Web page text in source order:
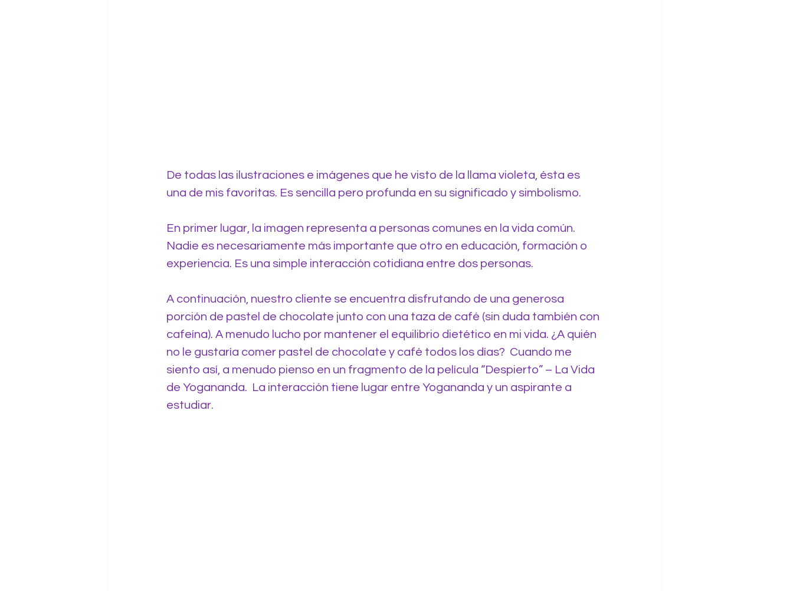
De todas las ilustraciones e imágenes que he visto de la llama violeta, ésta es
una de mis favoritas. Es sencilla pero profunda en su significado y simbolismo.
En primer lugar, la imagen representa a personas comunes en la vida común.
Nadie es necesariamente más importante que otro en educación, formación o
experiencia. Es una simple interacción cotidiana entre dos personas.
A continuación, nuestro cliente se encuentra disfrutando de una generosa
porción de pastel de chocolate junto con una taza de café (sin duda también con
cafeína). A menudo lucho por mantener el equilibrio dietético en mi vida. ¿A quién
no le gustaría comer pastel de chocolate y café todos los días?  Cuando me
siento así, a menudo pienso en un fragmento de la película “Despierto” – La Vida
de Yogananda.  La interacción tiene lugar entre Yogananda y un aspirante a
estudiar.